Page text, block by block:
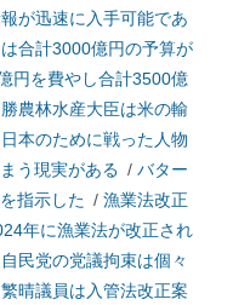
が迅速に入手可能であ
合計3000億円の予算が
円を費やし合計3500億
農林水産大臣は米の輸
日本のために戦った人物
う現実がある / バター
指示した / 漁業法改正
年に漁業法が改正され
自民党の党議拘束は個々
晴議員は入管法改正案